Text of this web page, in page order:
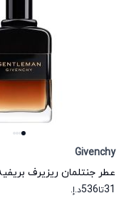
Givenchy
31تا536د.إ.